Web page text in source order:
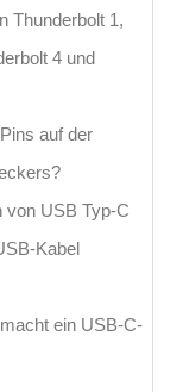
Thunderbolt 1,
4 und
auf der
von USB Typ-C
Kabel
ein USB-C-